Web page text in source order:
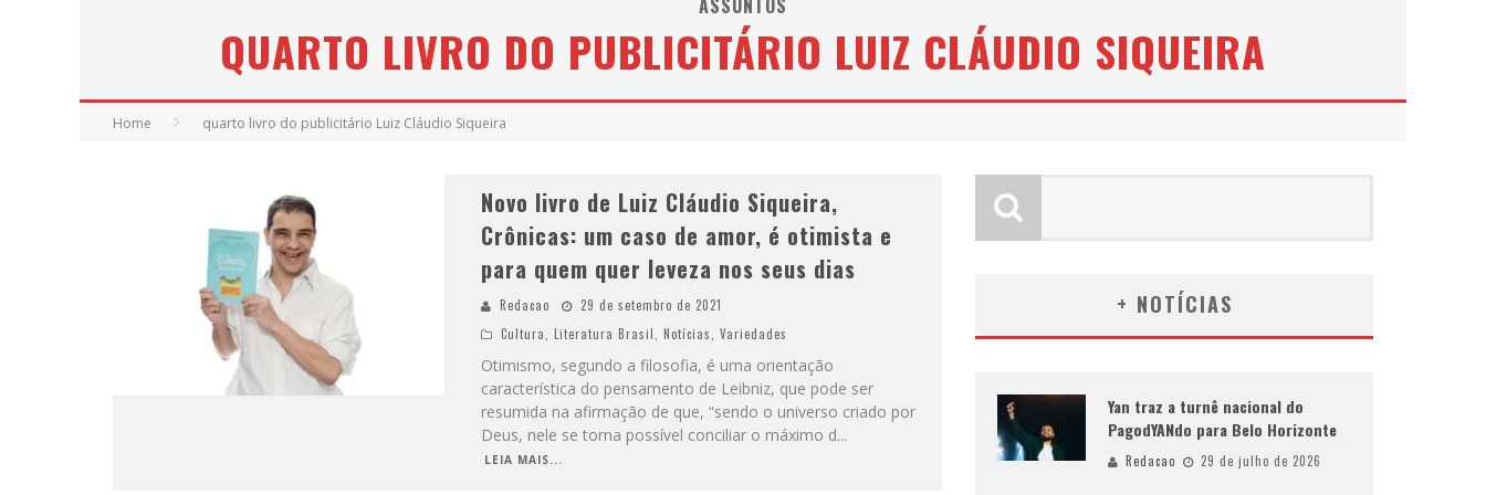
D
EMOCRATIZAÇÃO DO MALTE: PROIBIDA UTILIZA ESTRATÉGIA DE CUSTO-BENEFÍCIO PARA O LAZER DO BRASILEIRO
ASSUNTOS
QUARTO LIVRO DO PUBLICITÁRIO LUIZ CLÁUDIO SIQUEIRA
Home quarto livro do publicitário Luiz Cláudio Siqueira
Novo livro de Luiz Cláudio Siqueira,
Crônicas: um caso de amor, é otimista e
para quem quer leveza nos seus dias
Redacao
29 de setembro de 2021
Cultura
Literatura Brasil Notícias Variedades
Otimismo, segundo a filosofia, é uma orientação
característica do pensamento de Leibniz, que pode ser
resumida na afirmação de que, “sendo o universo criado por
Deus, nele se torna possível conciliar o máximo d...
LEIA MAIS...
+ NOTÍCIAS
Yan traz a turnê nacional do
PagodYANdo para Belo Horizonte
Redacao 29 de julho de 2026